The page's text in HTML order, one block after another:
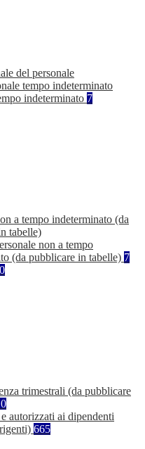
del personale
tempo indeterminato
indeterminato 7
a tempo indeterminato (da
tabelle)
non a tempo
(da pubblicare in tabelle) 7
trimestrali (da pubblicare
autorizzati ai dipendenti
665